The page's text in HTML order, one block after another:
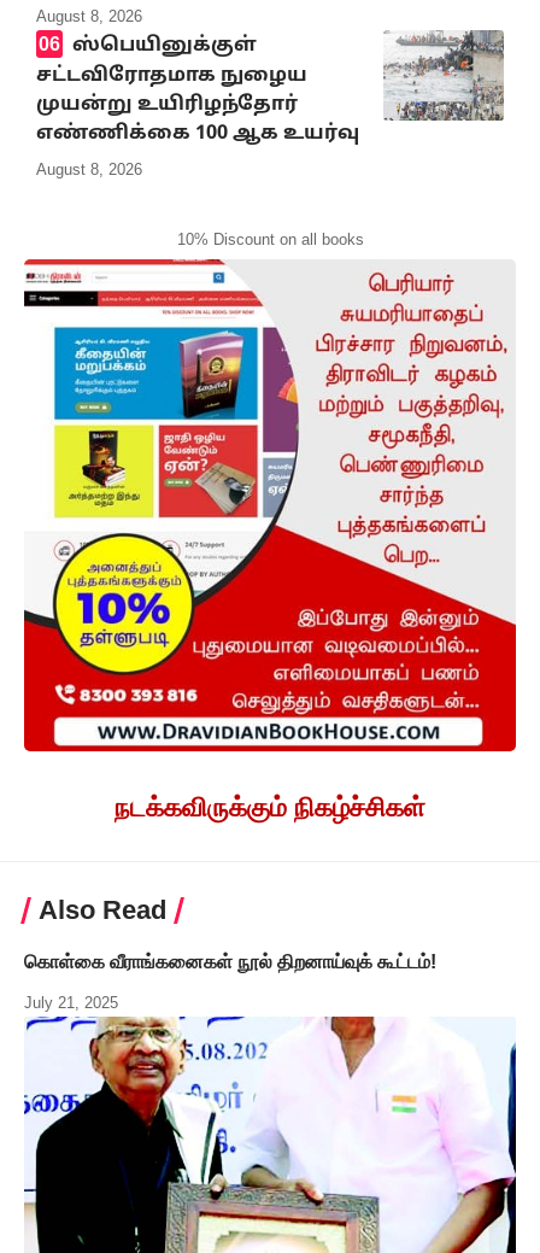
August 8, 2026
ஸ்பெயினுக்குள்
சட்டவிரோதமாக நுழைய
முயன்று உயிரிழந்தோர்
எண்ணிக்கை 100 ஆக உயர்வு
August 8, 2026
10% Discount on all books
நடக்கவிருக்கும் நிகழ்ச்சிகள்
Also Read
கொள்கை வீராங்கனைகள் நூல் திறனாய்வுக் கூட்டம்!
July 21, 2025